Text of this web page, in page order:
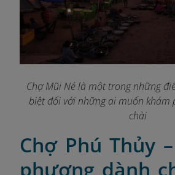
Chợ Mũi Né là một trong những
biệt đối với những ai muốn khám
chài
Chợ Phú Thủy
phương dành